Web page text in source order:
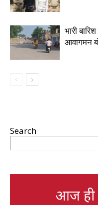
भारी
आवागमन
Search
आज ही